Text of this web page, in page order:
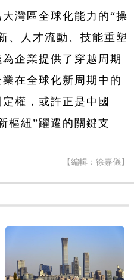
灣區全球化能力的“操
、人才流動、技能重塑
企業提供了穿越周期
在全球化新周期中的
權，或許正是中國
樞紐”躍遷的關鍵支
【編輯：徐嘉儀】